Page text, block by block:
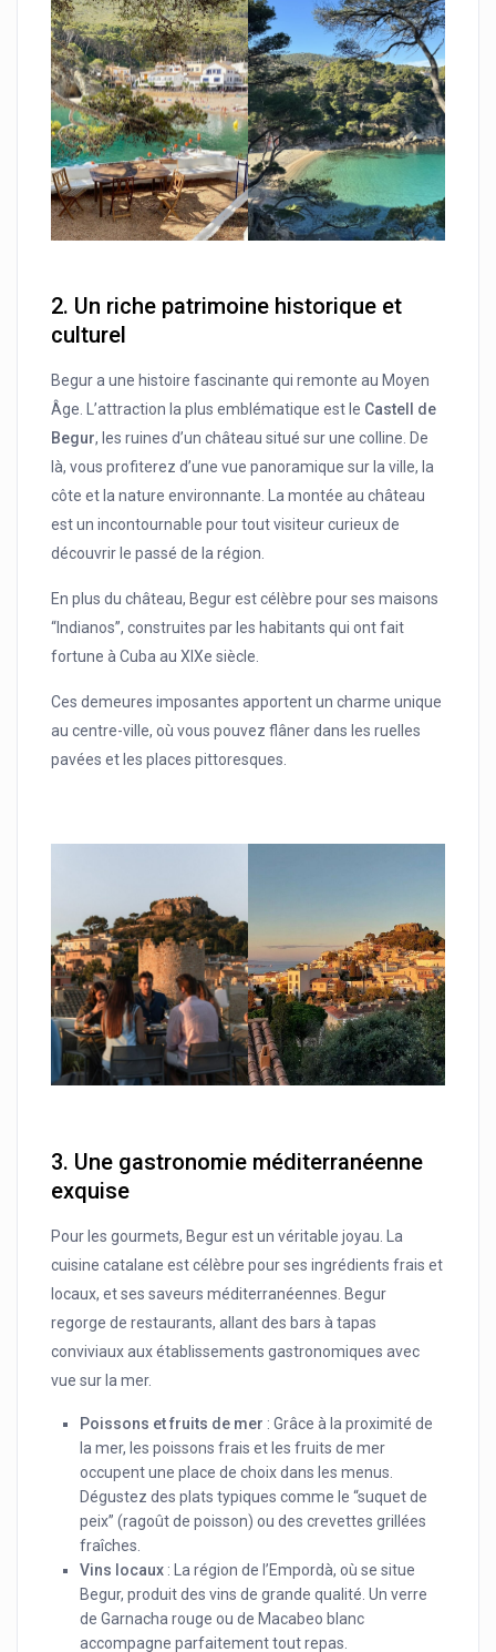
2. Un riche patrimoine historique et
culturel
Begur a une histoire fascinante qui remonte au Moyen
Âge. L’attraction la plus emblématique est le Castell de
Begur, les ruines d’un château situé sur une colline. De
là, vous profiterez d’une vue panoramique sur la ville, la
côte et la nature environnante. La montée au château
est un incontournable pour tout visiteur curieux de
découvrir le passé de la région.
En plus du château, Begur est célèbre pour ses maisons
“Indianos”, construites par les habitants qui ont fait
fortune à Cuba au XIXe siècle.
Ces demeures imposantes apportent un charme unique
au centre-ville, où vous pouvez flâner dans les ruelles
pavées et les places pittoresques.
3. Une gastronomie méditerranéenne
exquise
Pour les gourmets, Begur est un véritable joyau. La
cuisine catalane est célèbre pour ses ingrédients frais et
locaux, et ses saveurs méditerranéennes. Begur
regorge de restaurants, allant des bars à tapas
conviviaux aux établissements gastronomiques avec
vue sur la mer.
Poissons et fruits de mer : Grâce à la proximité de
la mer, les poissons frais et les fruits de mer
occupent une place de choix dans les menus.
Dégustez des plats typiques comme le “suquet de
peix” (ragoût de poisson) ou des crevettes grillées
fraîches.
Vins locaux : La région de l’Empordà, où se situe
Begur, produit des vins de grande qualité. Un verre
de Garnacha rouge ou de Macabeo blanc
accompagne parfaitement tout repas.